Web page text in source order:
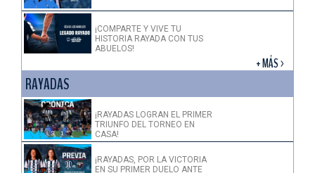
¡COMPARTE Y VIVE TU
HISTORIA RAYADA CON TUS
ABUELOS!
+ MÁS >
RAYADAS
¡RAYADAS LOGRAN EL PRIMER
TRIUNFO DEL TORNEO EN
CASA!
¡RAYADAS, POR LA VICTORIA
EN SU PRIMER DUELO ANTE